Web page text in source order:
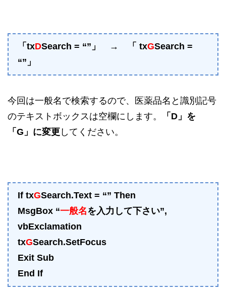
「txDSearch = “”」 → 「 txGSearch =
“”」
今回は一般名で検索するので、医薬品名と識別記号
のテキストボックスは空欄にします。
「D」を
「G」に変更 してください。
If txGSearch.Text = “” Then
MsgBox “一般名を入力して下さい”,
vbExclamation
txGSearch.SetFocus
Exit Sub
End If